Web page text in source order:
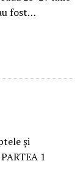
fost…
și
1